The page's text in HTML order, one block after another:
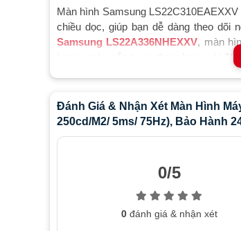
Màn hình Samsung
chiều dọc, giúp bạn dễ dàng theo dõi
Samsung LS22A336NHEXXV, màn
Độ Phân Giải Full HD và Độ
Với độ phân giảiFull HD 1920 x 1080,
giúp bạn thưởng thức các bộ phim,
(25 inch), mặc dù
màn hình này vẫn có thể hiển thị rõ nét
Tần Số Quét 75Hz – Mượt
Đánh Giá & Nhận Xét Màn Hình
250cd/m2/ 5ms/ 75Hz), Bảo Hành
0/5
0đánh giá & nhận xét